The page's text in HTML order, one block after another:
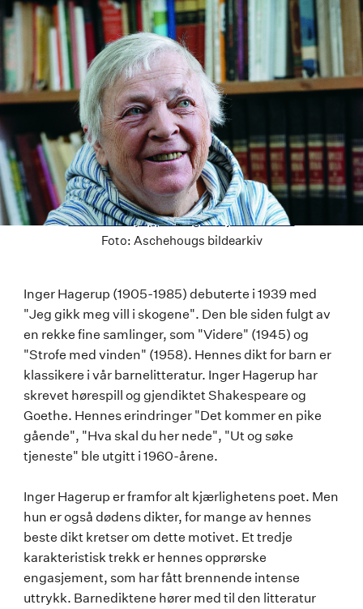
Last ned høyoppløselig versjon av bildet
Foto: Aschehougs bildearkiv
Inger
Hagerup
Inger Hagerup (1905-1985) debuterte i 1939 med
"Jeg gikk meg vill i skogene". Den ble siden fulgt av
en rekke fine samlinger, som "Videre" (1945) og
"Strofe med vinden" (1958). Hennes dikt for barn er
klassikere i vår barnelitteratur. Inger Hagerup har
skrevet hørespill og gjendiktet Shakespeare og
Goethe. Hennes erindringer "Det kommer en pike
gående", "Hva skal du her nede", "Ut og søke
tjeneste" ble utgitt i 1960-årene.
Inger Hagerup er framfor alt kjærlighetens poet. Men
hun er også dødens dikter, for mange av hennes
beste dikt kretser om dette motivet. Et tredje
karakteristisk trekk er hennes opprørske
engasjement, som har fått brennende intense
uttrykk. Barnediktene hører med til den litteratur